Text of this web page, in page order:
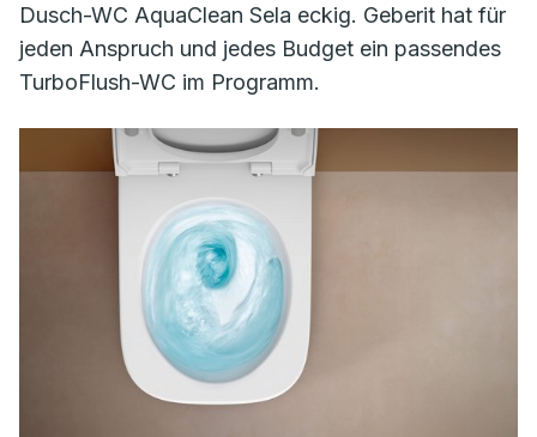
Dusch-WC AquaClean Sela eckig. Geberit hat für
jeden Anspruch und jedes Budget ein passendes
TurboFlush-WC im Programm.